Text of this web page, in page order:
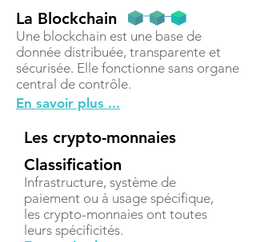
La Blockchain
Une blockchain est une base de
donnée distribuée, transparente et
sécurisée. Elle fonctionne sans organe
central de contrôle.
En savoir plus ...
Les crypto-monnaies
Classification
Infrastructure, système de
paiement ou à usage spécifique,
les crypto-monnaies ont toutes
leurs spécificités.